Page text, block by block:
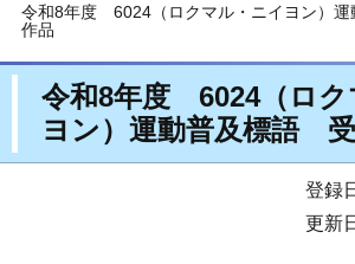
令和8年度 6024（ロクマル・ニイヨン）
作品
令和8年度 6024（ロク
ヨン）運動普及標語
登録
更新